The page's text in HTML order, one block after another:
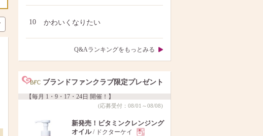
10 かわいくなりたい
Q&Aランキングをもっとみる
ブランドファンクラブ限定プレゼント
【毎月 1・9・17・24日 開催！】
(応募受付：08/01～08/08)
新発売！ビタミンクレンジング
オイル/ ドクターケイ